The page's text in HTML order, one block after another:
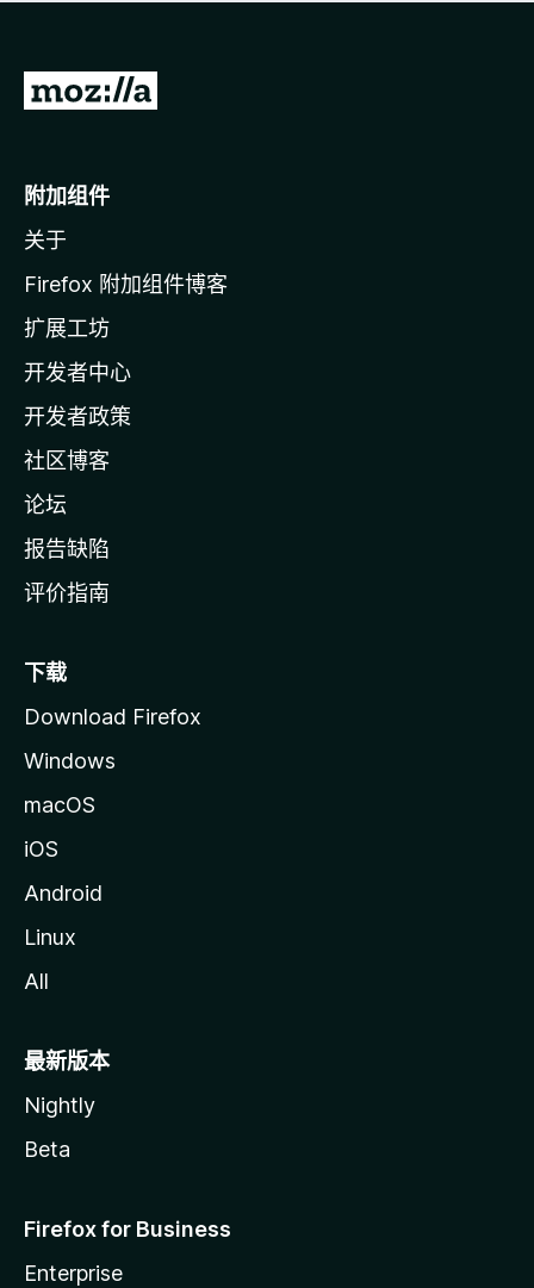
无
转
o
i
l
a
主
页
附加组件
关于
Firefox 附加组件博客
扩展工坊
开发者中心
开发者政策
社区博客
论坛
报告缺陷
评价指南
下载
Download Firefox
Windows
macOS
iOS
Android
Linux
All
最新版本
Nightly
Beta
Firefox for Business
Enterprise